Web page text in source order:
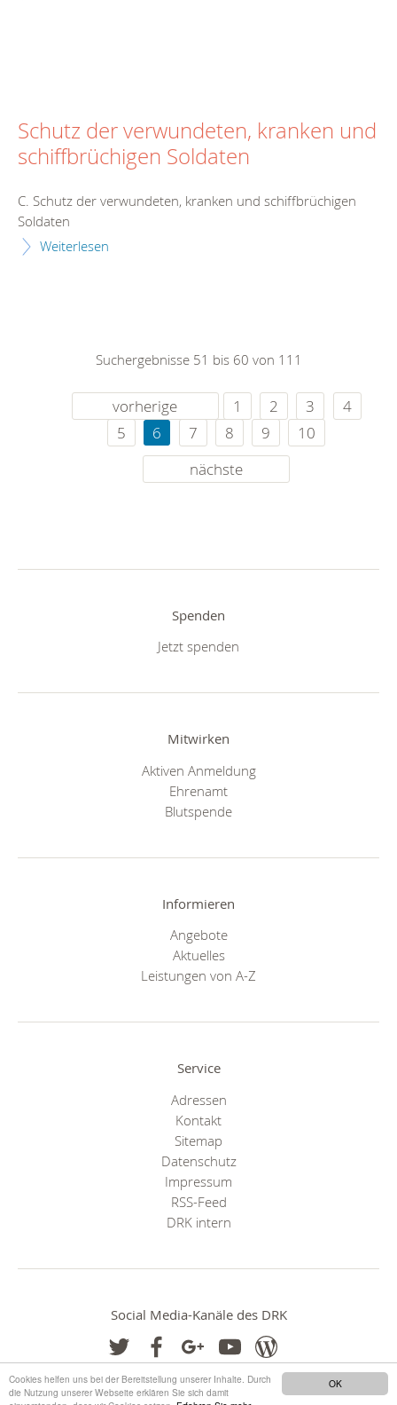
OK
Cookies helfen uns bei der Bereitstellung unserer Inhalte. Durch
die Nutzung unserer Webseite erklären Sie sich damit
Schutz der verwundeten, kranken und
schiffbrüchigen Soldaten
C. Schutz der verwundeten, kranken und schiffbrüchigen
Soldaten
Weiterlesen
Suchergebnisse 51 bis 60 von 111
vorherige 1 2 3
4
5
6 7 8 9
10
nächste
Spenden
Jetzt spenden
Mitwirken
Aktiven Anmeldung
Ehrenamt
Blutspende
Informieren
Angebote
Aktuelles
Leistungen von A-Z
Service
Adressen
Kontakt
Sitemap
Datenschutz
Impressum
RSS-Feed
DRK intern
Social Media-Kanäle des DRK